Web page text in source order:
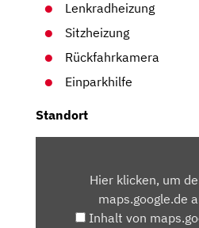
Lenkradheizung
Sitzheizung
Rückfahrkamera
Einparkhilfe
Standort
MAPS.GOOGLE.DE
Hier klicken, um
maps.google.de
Inhalt von